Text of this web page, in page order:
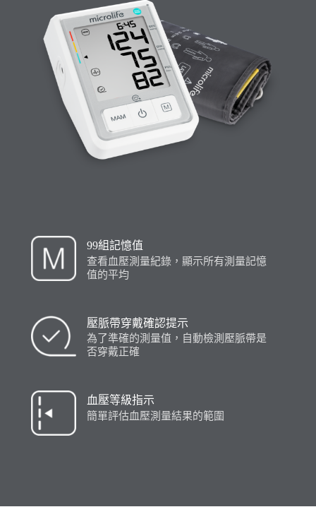
99組記憶值
查看血壓測量紀錄，顯示所有測量記憶
值的平均
壓脈帶穿戴確認提示
為了準確的測量值，自動檢測壓脈帶是
否穿戴正確
血壓等級指示
簡單評估血壓測量結果的範圍